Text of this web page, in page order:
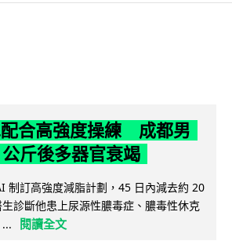
合高強度操練 成都男
斤後多器官衰竭
制訂高強度減脂計劃，45 日內減去約 20
診斷他患上尿源性膿毒症、膿毒性休克
閱讀全文